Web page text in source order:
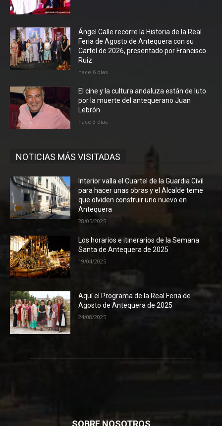
Ángel Calle recorre la Historia de la Real
Feria de Agosto de Antequera con su
Cartel de 2026, presentado por Francisco
Ruiz
hace 6 días
El cine y la cultura andaluza están de luto
por la muerte del antequerano Juan
Lebrón
hace 3 días
NOTICIAS MÁS VISITADAS
Interior valla el Cuartel de la Guardia Civil
para hacer unas obras y el Alcalde teme
que olviden construir uno nuevo en
Antequera
28/05/2025
Los horarios e itinerarios de la Semana
Santa de Antequera de 2025
19/04/2025
Aquí el Programa de la Real Feria de
Agosto de Antequera de 2025
24/08/2025
SOBRE NOSOTROS